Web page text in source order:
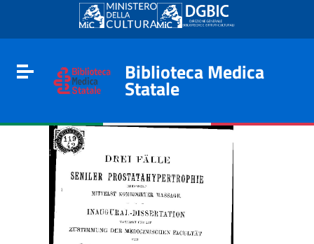
Go to content
Go to the navigation menu
Go to the footer
Toggle navigation
Biblioteca Medica
Statale